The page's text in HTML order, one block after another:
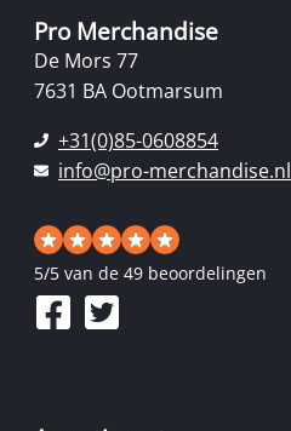
Pro Merchandise
De Mors 77
7631 BA Ootmarsum
+31(0)85-0608854
info@pro-merchandise.nl
5/5 van de 49 beoordelingen